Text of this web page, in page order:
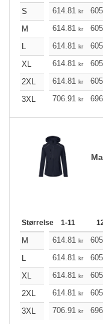
S 614.81 kr
M
614.81 kr
L
614.81 kr
XL
614.81 kr
2XL
614.81 kr
3XL
706.91 kr
Størrelse 1-11
M 614.81 kr
L
614.81 kr
XL
614.81 kr
2XL
614.81 kr
3XL
706.91 kr